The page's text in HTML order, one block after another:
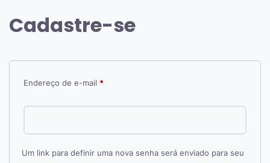
Cadastre-se
Endereço de e-mail *Obrigatório
Um link para definir uma nova senha será enviado para seu